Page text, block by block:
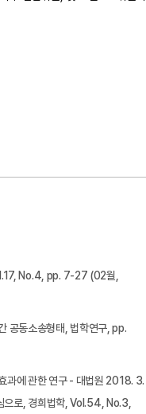
No.4, pp. 7-27 (02월,
공동소송형태, 법학연구, pp.
과에 관한 연구 - 대법원 2018. 3.
로, 경희법학, Vol.54, No.3,